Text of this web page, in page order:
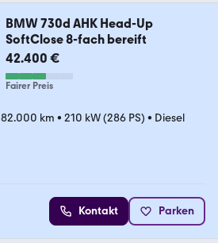
BMW 730d AHK Head-Up
SoftClose 8-fach bereift
42.400 €
Fairer Preis
82.000 km • 210 kW (286 PS) • Diesel
Kontakt Parken